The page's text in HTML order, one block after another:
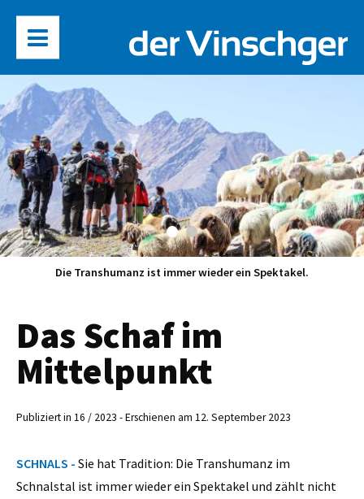
Die Transhumanz ist immer wieder ein Spektakel.
Das Schaf im
Mittelpunkt
Publiziert in 16 / 2023 - Erschienen am 12. September 2023
SCHNALS - Sie hat Tradition: Die Transhumanz im
Schnalstal ist immer wieder ein Spektakel und zählt nicht